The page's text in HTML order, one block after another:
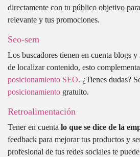
directamente con tu público objetivo
relevante y tus promociones.
Seo-sem
Los buscadores tienen en cuenta blogs y
de localizar contenido, esto
posicionamiento SEO. ¿Tienes dudas?
posicionamiento gratuito.
Retroalimentación
Tener en cuenta lo que se dice de la
feedback para mejorar tus productos y
profesional de tus redes sociales te